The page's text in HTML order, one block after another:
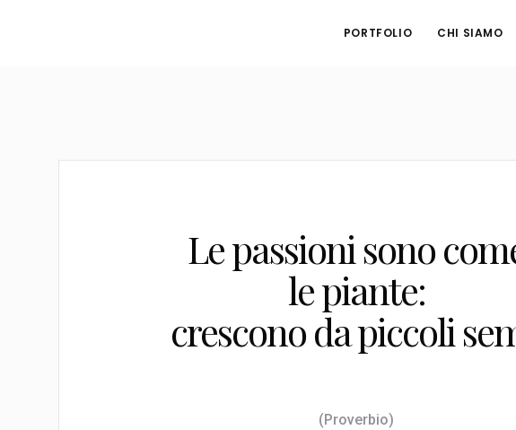
PORTFOLIO CHI SIAMO
Le passioni sono
le piante:
crescono da piccoli
(Proverbio)